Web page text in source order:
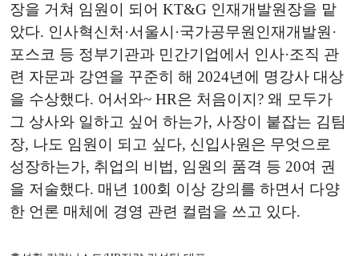
장을 거쳐 임원이 되어 KT&G 인재개발원장을 맡
았다. 인사혁신처·서울시·국가공무원인재개발원·
포스코 등 정부기관과 민간기업에서 인사·조직 관
련 자문과 강연을 꾸준히 해 2024년에 명강사 대상
을 수상했다. 어서와~ HR은 처음이지? 왜 모두가
그 상사와 일하고 싶어 하는가, 사장이 붙잡는 김팀
장, 나도 임원이 되고 싶다, 신입사원은 무엇으로
성장하는가, 취업의 비법, 임원의 품격 등 20여 권
을 저술했다. 매년 100회 이상 강의를 하면서 다양
한 언론 매체에 경영 관련 컬럼을 쓰고 있다.